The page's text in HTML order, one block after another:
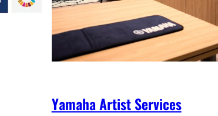
Yamaha Artist Services